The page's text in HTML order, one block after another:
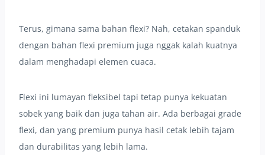
Terus, gimana sama bahan flexi? Nah, cetakan spanduk
dengan bahan flexi premium juga nggak kalah kuatnya
dalam menghadapi elemen cuaca.
Flexi ini lumayan fleksibel tapi tetap punya kekuatan
sobek yang baik dan juga tahan air. Ada berbagai grade
flexi, dan yang premium punya hasil cetak lebih tajam
dan durabilitas yang lebih lama.